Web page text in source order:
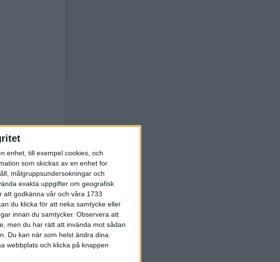
enhet, till exempel cookies, och
som skickas av en enhet for
målgruppsundersokningar och
exakta uppgifter om geografisk
att godkänna vår och våra 1733
du klicka för att neka samtycke eller
innan du samtycker. Observera att
men du har rätt att invända mot sådan
Du kan när som helst ändra dina
webbplats och klicka på knappen